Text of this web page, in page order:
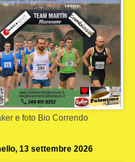
e foto Bio Correndo
13 settembre 2026